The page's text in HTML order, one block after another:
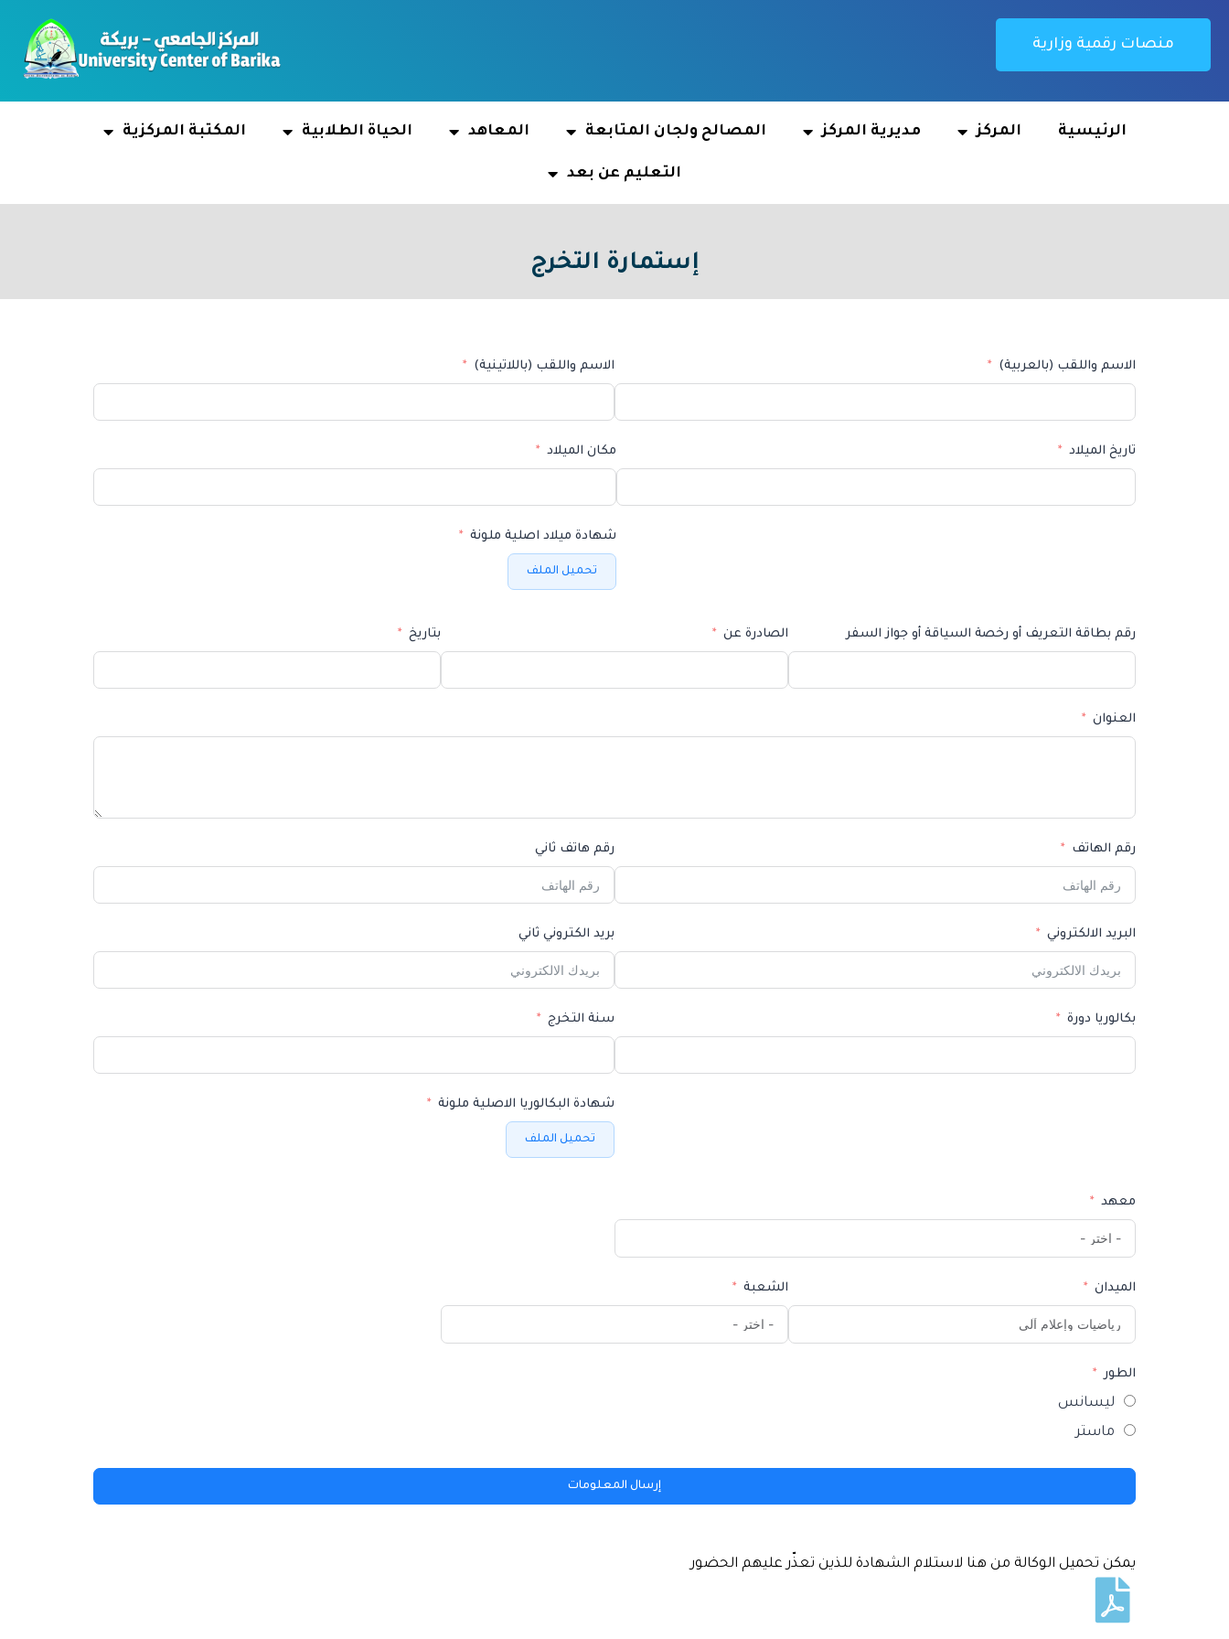
منصات رقمية وزارية
الرئيسية المركز مديرية المركز المصالح ولجان المتابعة المعاهد الحياة الطلابية المكتبة المركزية
التعليم عن بعد
إستمارة التخرج
الاسم واللقب (بالعربية) الاسم واللقب (باللاتينية)
تاريخ الميلاد مكان الميلاد
شهادة ميلاد اصلية ملونة
تحميل الملف
رقم بطاقة التعريف أو رخصة السياقة أو جواز السفر الصادرة عن بتاريخ
العنوان
رقم الهاتف رقم هاتف ثاني
البريد الالكتروني بريد الكتروني ثاني
بكالوريا دورة سنة التخرج
شهادة البكالوريا الاصلية ملونة
تحميل الملف
معهد
الميدان الشعبة
الطور
ليسانس
ماستر
إرسال المعلومات
يمكن تحميل الوكالة من هنا لاستلام الشهادة للذين تعذّر عليهم الحضور